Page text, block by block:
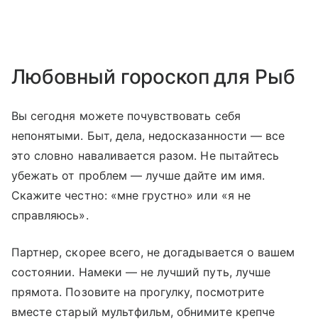
Любовный гороскоп для Рыб
Вы сегодня можете почувствовать себя
непонятыми. Быт, дела, недосказанности — все
это словно наваливается разом. Не пытайтесь
убежать от проблем — лучше дайте им имя.
Скажите честно: «мне грустно» или «я не
справляюсь».
Партнер, скорее всего, не догадывается о вашем
состоянии. Намеки — не лучший путь, лучше
прямота. Позовите на прогулку, посмотрите
вместе старый мультфильм, обнимите крепче